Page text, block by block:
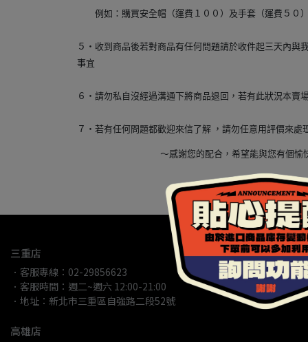
例如：購買安全帽（運費１００）及手套（運費５０
５‧收到商品後若對商品有任何問題請於收件起三天內與
事宜
６‧請勿私自沒經過溝通下將商品退回，若有此狀況本賣
７‧若有任何問題都歡迎來信了解 ，請勿任意用評價來處
～感謝您的配合，希望能與您有個
三重店
．客服專線：02-29856623
．客服時間：週二~週六 12:00-21:00
．地址：新北市三重區自強路二段52號
高雄店